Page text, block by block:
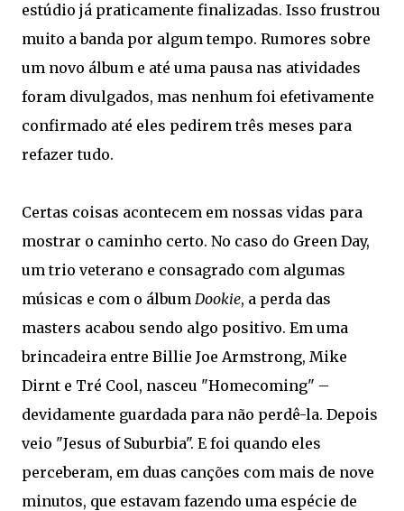
estúdio já praticamente finalizadas. Isso frustrou
muito a banda por algum tempo. Rumores sobre
um novo álbum e até uma pausa nas atividades
foram divulgados, mas nenhum foi efetivamente
confirmado até eles pedirem três meses para
refazer tudo.
Certas coisas acontecem em nossas vidas para
mostrar o caminho certo. No caso do Green Day,
um trio veterano e consagrado com algumas
músicas e com o álbum Dookie, a perda das
masters acabou sendo algo positivo. Em uma
brincadeira entre Billie Joe Armstrong, Mike
Dirnt e Tré Cool, nasceu "Homecoming" –
devidamente guardada para não perdê-la. Depois
veio "Jesus of Suburbia". E foi quando eles
perceberam, em duas canções com mais de nove
minutos, que estavam fazendo uma espécie de